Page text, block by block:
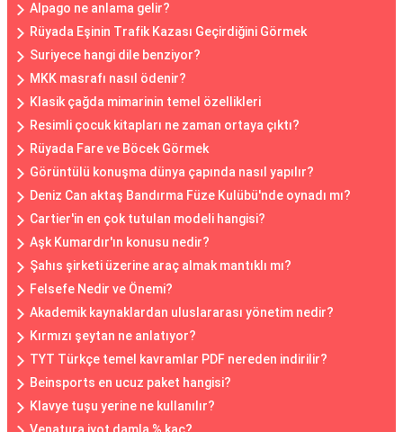
Alpago ne anlama gelir?
Rüyada Eşinin Trafik Kazası Geçirdiğini Görmek
Suriyece hangi dile benziyor?
MKK masrafı nasıl ödenir?
Klasik çağda mimarinin temel özellikleri
Resimli çocuk kitapları ne zaman ortaya çıktı?
Rüyada Fare ve Böcek Görmek
Görüntülü konuşma dünya çapında nasıl yapılır?
Deniz Can aktaş Bandırma Füze Kulübü'nde oynadı mı?
Cartier'in en çok tutulan modeli hangisi?
Aşk Kumardır'ın konusu nedir?
Şahıs şirketi üzerine araç almak mantıklı mı?
Felsefe Nedir ve Önemi?
Akademik kaynaklardan uluslararası yönetim nedir?
Kırmızı şeytan ne anlatıyor?
TYT Türkçe temel kavramlar PDF nereden indirilir?
Beinsports en ucuz paket hangisi?
Klavye tuşu yerine ne kullanılır?